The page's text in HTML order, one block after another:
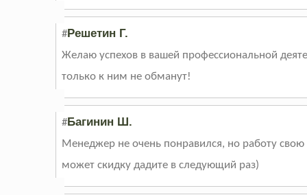
#Решетин Г.
Желаю успехов в вашей профессиональной
только к ним не обманут!
#Багинин Ш.
Менеджер не очень понравился, но работу
может скидку дадите в следующий раз)